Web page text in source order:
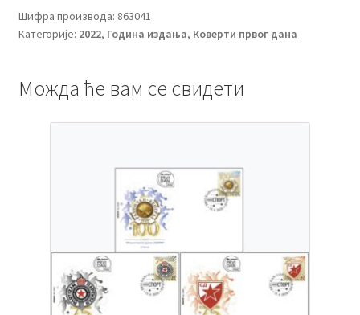
дипломатских
односа
и
Шифра производа: 863041
Категорије: 2022, Година издања, Коверти првог дана
Можда ће вам се свидети